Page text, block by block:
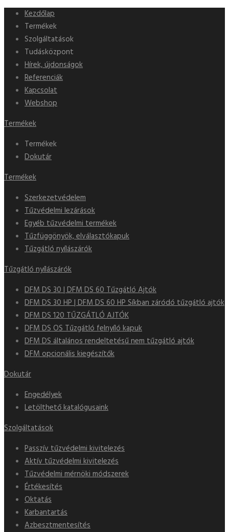
Kezdőlap
Termékek
Szolgáltatások
Tudásközpont
Hírek, újdonságok
Referenciák
Kapcsolat
Webshop
Termékek
Termékek
Dokutár
Termékek
Szerkezetvédelem
Tűzvédelmi lezárások
Egyéb tűzvédelmi termékek
Tűzfüggönyök, elválasztókapuk
Tűzgátló nyílászárók
Tűzgátló nyílászárók
DFM DS 30 | DFM DS 60 Tűzgátló Ajtók
DFM DS 30 HP | DFM DS 60 HP Síkban záródó tűzgátló ajtók
DFM DS 120 TŰZGÁTLÓ AJTÓK
DFM DS OS Tűzgátló felnyíló kapuk
DFM DS általános rendeltetésű nem tűzgátló ajtók
DFM opcionális kiegészítők
Dokutár
Engedélyek
Letölthető katalógusaink
Szolgáltatások
Passzív tűzvédelmi kivitelezés
Aktív tűzvédelmi kivitelezés
Tűzvédelmi mérnöki módszerek
Értékesítés
Oktatás
Karbantartás
Azbesztmentesítés